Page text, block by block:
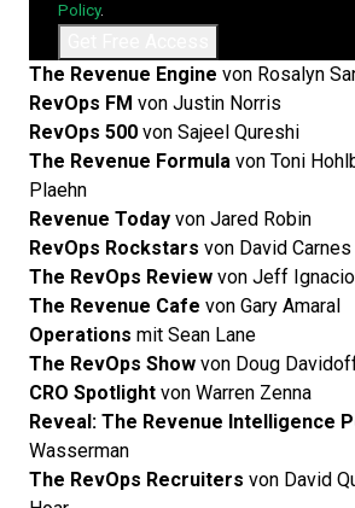
Policy.
The Revenue Engine von Rosalyn
RevOps FM von Justin Norris
RevOps 500 von Sajeel Qureshi
The Revenue Formula von Toni
Plaehn
Revenue Today von Jared Robin
RevOps Rockstars von David
The RevOps Review von Jeff Ignacio
The Revenue Cafe von Gary Amaral
Operations mit Sean Lane
The RevOps Show von Doug
CRO Spotlight von Warren Zenna
Reveal: The Revenue Intelligence
Wasserman
The RevOps Recruiters von David